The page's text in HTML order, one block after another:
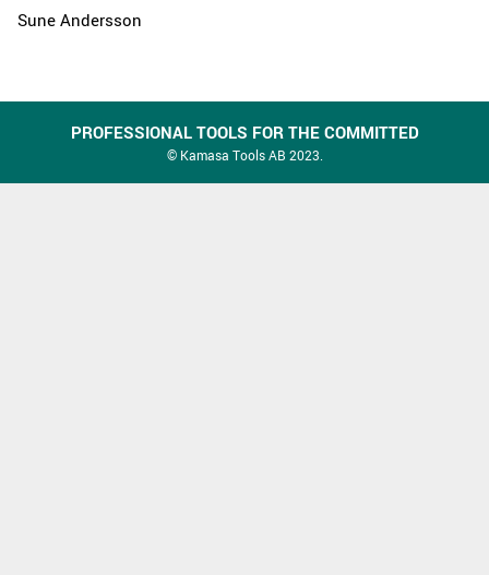
Sune Andersson
PROFESSIONAL TOOLS FOR THE COMMITTED
© Kamasa Tools AB 2023.